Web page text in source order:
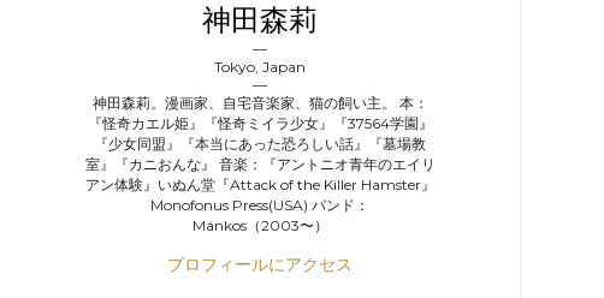
神田森莉
Tokyo, Japan
神田森莉。漫画家、自宅音楽家、猫の飼い主。 本：
『怪奇カエル姫』『怪奇ミイラ少女』『37564学園』
『少女同盟』『本当にあった恐ろしい話』『墓場教
室』『カニおんな』 音楽：『アントニオ青年のエイリ
アン体験』いぬん堂『Attack of the Killer Hamster』
Monofonus Press(USA) バンド：
Mankos（2003〜）
プロフィールにアクセス